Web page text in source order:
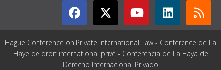
Hague Conference on Private International Law - Conférence de La
Haye de droit international privé - Conferencia de La Haya de
Derecho Internacional Privado